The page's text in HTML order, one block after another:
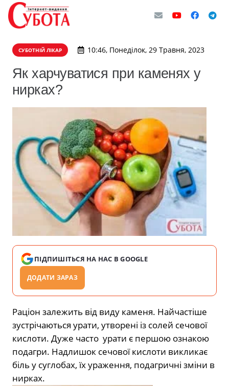
СУБОТНІЙ ЛІКАР 10:46, Понеділок, 29 Травня, 2023
Як харчуватися при каменях у
нирках?
ПІДПИШІТЬСЯ НА НАС В GOOGLE
ДОДАТИ ЗАРАЗ
Раціон залежить від виду каменя. Найчастіше
зустрічаються урати, утворені із солей сечової
кислоти. Дуже часто урати є першою ознакою
подагри. Надлишок сечової кислоти викликає
біль у суглобах, їх ураження, подагричні зміни в
нирках.